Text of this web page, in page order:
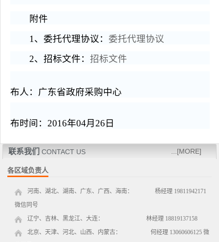
附件
1、委托代理协议：委托代理协议
2、招标文件：招标文件
布人：广东省政府采购中心
布时间：2016年04月 26 日
联系我们 CONTACT US ...[MORE]
各区域负责人
河南、湖北、湖南、广东、广西、海南： 杨经理 19811942171
微信同号
辽宁、吉林、黑龙江、大连： 林经理 18819137158
北京、天津、河北、山西、内蒙古： 何经理 13060606125 微